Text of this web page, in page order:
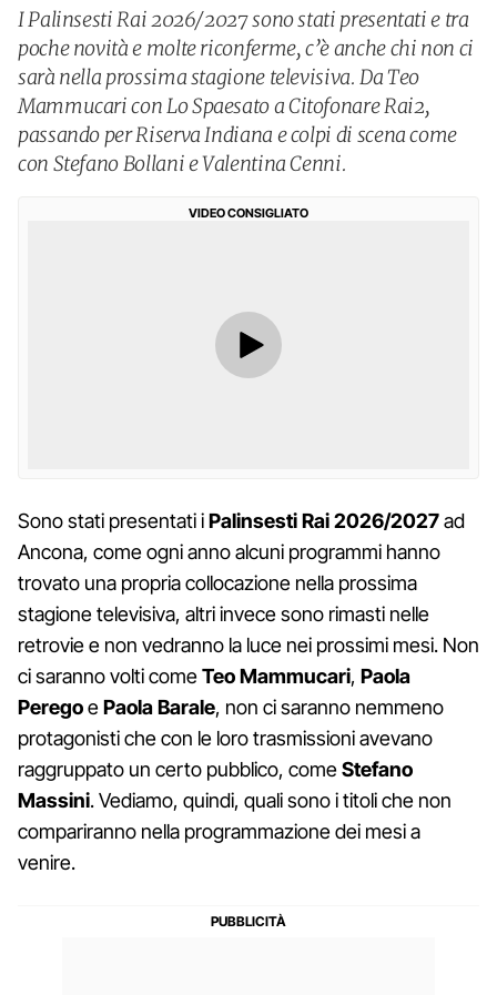
I Palinsesti Rai 2026/2027 sono stati presentati e tra
poche novità e molte riconferme, c’è anche chi non ci
sarà nella prossima stagione televisiva. Da Teo
Mammucari con Lo Spaesato a Citofonare Rai2,
passando per Riserva Indiana e colpi di scena come
con Stefano Bollani e Valentina Cenni.
VIDEO CONSIGLIATO
Sono stati presentati iPalinsesti Rai 2026/2027ad
Ancona, come ogni anno alcuni programmi hanno
trovato una propria collocazione nella prossima
stagione televisiva, altri invece sono rimasti nelle
retrovie e non vedranno la luce nei prossimi mesi. Non
ci saranno volti comeTeo Mammucari, Paola
PeregoePaola Barale, non ci saranno nemmeno
protagonisti che con le loro trasmissioni avevano
raggruppato un certo pubblico, comeStefano
Massini. Vediamo, quindi, quali sono i titoli che non
compariranno nella programmazione dei mesi a
venire.